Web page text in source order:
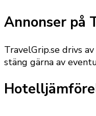
Annonser på
TravelGrip.se drivs
stäng gärna av